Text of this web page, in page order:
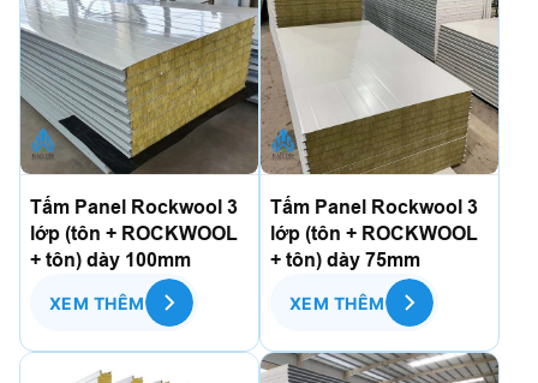
Tấm Panel Rockwool 3
lớp (tôn + ROCKWOOL
+ tôn) dày 100mm
XEM THÊM
Tấm Panel Rockwool 3
lớp (tôn + ROCKWOOL
+ tôn) dày 75mm
XEM THÊM